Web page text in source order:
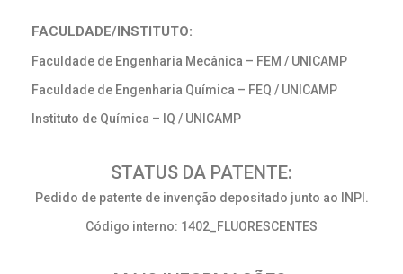
FACULDADE/INSTITUTO:
Faculdade de Engenharia Mecânica – FEM / UNICAMP
Faculdade de Engenharia Química – FEQ / UNICAMP
Instituto de Química – IQ / UNICAMP
STATUS DA PATENTE:
Pedido de patente de invenção depositado junto ao INPI.
Código interno: 1402_FLUORESCENTES